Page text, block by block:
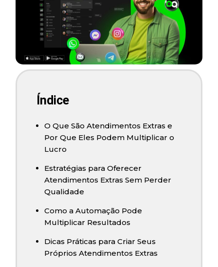
Índice
O Que São Atendimentos Extras e
Por Que Eles Podem Multiplicar o
Lucro
Estratégias para Oferecer
Atendimentos Extras Sem Perder
Qualidade
Como a Automação Pode
Multiplicar Resultados
Dicas Práticas para Criar Seus
Próprios Atendimentos Extras